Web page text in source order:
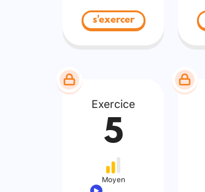
s'exercer
Exercice
5
Moyen